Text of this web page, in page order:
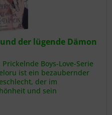
der lügende Dämon
Boys-Love-Serie
ist ein bezaubernder
der im
und sein